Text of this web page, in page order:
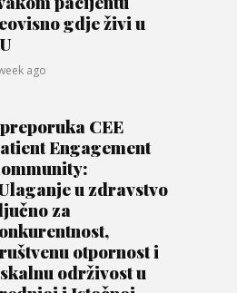
gdje živi u
ago
CEE
Engagement
u zdravstvo
za
otpornost i
održivost u